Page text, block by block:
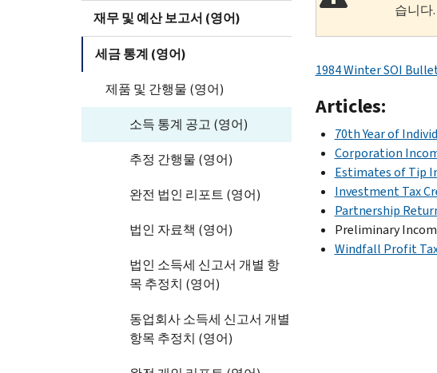
재무 및 예산 보고서 (영어)
세금 통계 (영어)
제품 및 간행물 (영어)
소득 통계 공고 (영어)
추정 간행물 (영어)
완전 법인 리포트 (영어)
법인 자료책 (영어)
법인 소득세 신고서 개별 항
목 추정치 (영어)
동업회사 소득세 신고서 개별
항목 추정치 (영어)
습니다.
1984 Winter SOI
Articles:
70th Year of
Corporation
Estimates of Tip
Investment Tax
Partnership
Preliminary
Windfall Profit